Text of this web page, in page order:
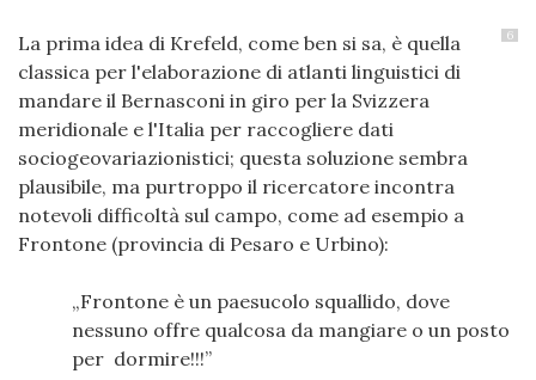
6
La prima idea di Krefeld, come ben si sa, è quella
classica per l'elaborazione di atlanti linguistici di
mandare il Bernasconi in giro per la Svizzera
meridionale e l'Italia per raccogliere dati
sociogeovariazionistici; questa soluzione sembra
plausibile, ma purtroppo il ricercatore incontra
notevoli difficoltà sul campo, come ad esempio a
Frontone (provincia di Pesaro e Urbino):
Frontone è un paesucolo squallido, dove
nessuno offre qualcosa da mangiare o un posto
per dormire!!!